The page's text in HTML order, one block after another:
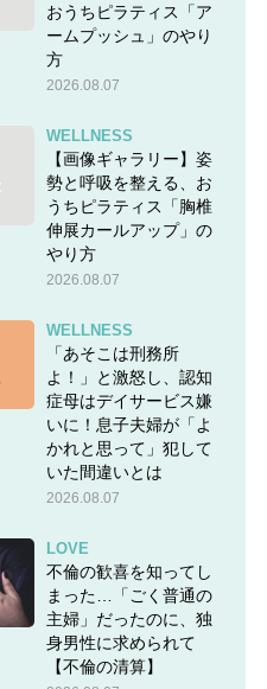
おうちピラティス「ア
ームプッシュ」のやり
方
2026.08.07
WELLNESS
【画像ギャラリー】姿
勢と呼吸を整える、お
うちピラティス「胸椎
伸展カールアップ」の
やり方
2026.08.07
WELLNESS
「あそこは刑務所
よ！」と激怒し、認知
症母はデイサービス嫌
いに！息子夫婦が「よ
かれと思って」犯して
いた間違いとは
2026.08.07
LOVE
不倫の歓喜を知ってし
まった…「ごく普通の
主婦」だったのに、独
身男性に求められて
【不倫の清算】